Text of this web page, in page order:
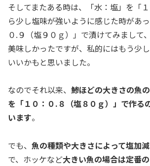
そしてまたある時は、「水：塩」を「
ら少し塩味が強いように感じた時があ
０.９（塩９０ｇ）」で漬けてみまして
美味しかったですが、私的にはもう少
いいかもと思いました。
なのでそれ以来、 鯵ほどの大きさの魚
を「１０：０.８（塩８０ｇ）」で作る
います。
でも、 魚の種類や大きさによって塩加
で、ホッケなど大きい魚の場合は定番